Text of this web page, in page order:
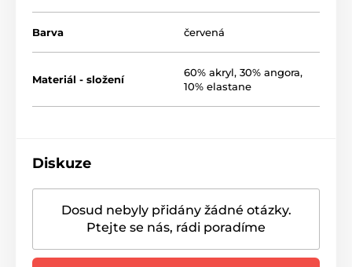
Barva červená
Materiál - složení
60% akryl, 30% angora,
10% elastane
Diskuze
Dosud nebyly přidány žádné otázky.
Ptejte se nás, rádi poradíme